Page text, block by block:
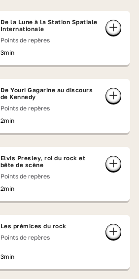
De la Lune à la Station Spatiale
Internationale
Points de repères
3min
De Youri Gagarine au discours
de Kennedy
Points de repères
2min
Elvis Presley, roi du rock et
bête de scène
Points de repères
2min
Les prémices du rock
Points de repères
3min